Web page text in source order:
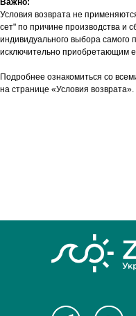
Важно:
Условия возврата не
сет" по причине производства и
индивидуального выбора самого
исключительно приобретающим
Подробнее ознакомиться со
на странице «Условия возврата».